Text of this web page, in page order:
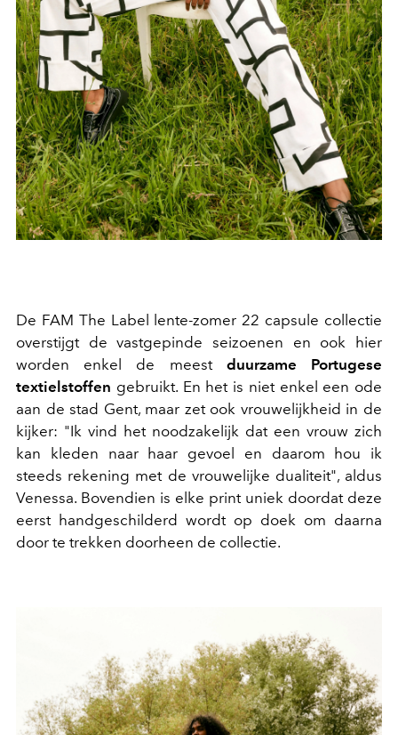
De FAM The Label lente-zomer 22 capsule collectie
overstijgt de vastgepinde seizoenen en ook hier
worden enkel de meest duurzame Portugese
textielstoffen gebruikt. En het is niet enkel een ode
aan de stad Gent, maar zet ook vrouwelijkheid in de
kijker: "Ik vind het noodzakelijk dat een vrouw zich
kan kleden naar haar gevoel en daarom hou ik
steeds rekening met de vrouwelijke dualiteit", aldus
Venessa. Bovendien is elke print uniek doordat deze
eerst handgeschilderd wordt op doek om daarna
door te trekken doorheen de collectie.